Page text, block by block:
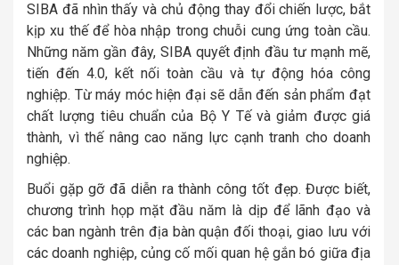
SIBA đã nhìn thấy và chủ động thay đổi chiến lược, bắt
kịp xu thế để hòa nhập trong chuỗi cung ứng toàn cầu.
Những năm gần đây, SIBA quyết định đầu tư mạnh mẽ,
tiến đến 4.0, kết nối toàn cầu và tự động hóa công
nghiệp. Từ máy móc hiện đại sẽ dẫn đến sản phẩm đạt
chất lượng tiêu chuẩn của Bộ Y Tế và giảm được giá
thành, vì thế nâng cao năng lực cạnh tranh cho doanh
nghiệp.
Buổi gặp gỡ đã diễn ra thành công tốt đẹp. Được biết,
chương trình họp mặt đầu năm là dịp để lãnh đạo và
các ban ngành trên địa bàn quận đối thoại, giao lưu với
các doanh nghiệp, củng cố mối quan hệ gắn bó giữa địa